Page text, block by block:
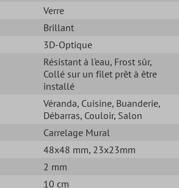
Verre
Brillant
3D-Optique
Résistant à l'eau, Frost sûr,
Collé sur un filet prêt à être
installé
Véranda, Cuisine, Buanderie,
Débarras, Couloir, Salon
Carrelage Mural
48x48 mm, 23x23mm
2 mm
10 cm